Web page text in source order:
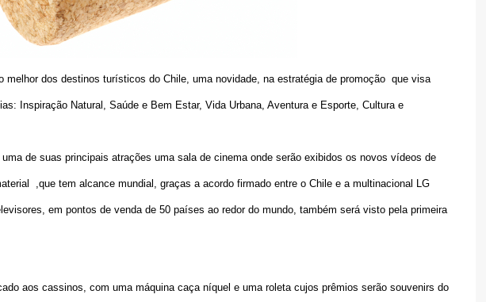
melhor dos destinos turísticos do Chile, uma novidade, na estratégia de promoção que visa
Inspiração Natural, Saúde e Bem Estar, Vida Urbana, Aventura e Esporte, Cultura e
de suas principais atrações uma sala de cinema onde serão exibidos os novos vídeos de
,que tem alcance mundial, graças a acordo firmado entre o Chile e a multinacional LG
em pontos de venda de 50 países ao redor do mundo, também será visto pela primeira
aos cassinos, com uma máquina caça níquel e uma roleta cujos prêmios serão souvenirs do